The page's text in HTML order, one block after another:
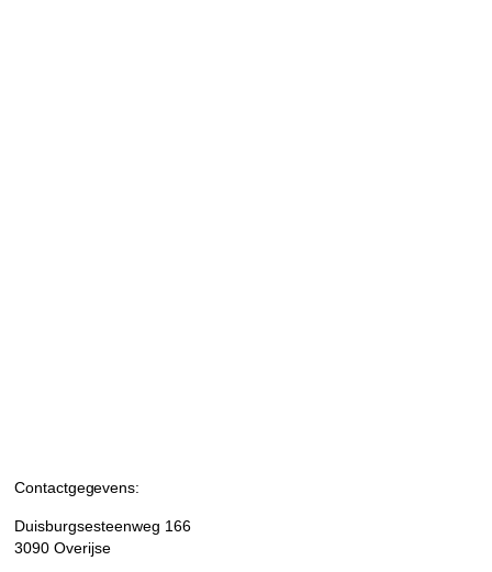
Contactgegevens:
Duisburgsesteenweg 166
3090 Overijse